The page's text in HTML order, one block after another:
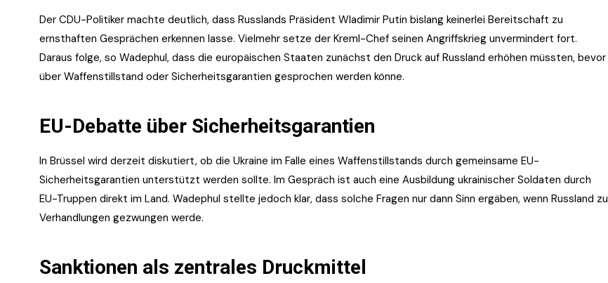
Der CDU-Politiker machte deutlich, dass Russlands Präsident Wladimir Putin bislang keinerlei Bereitschaft zu
ernsthaften Gesprächen erkennen lasse. Vielmehr setze der Kreml-Chef seinen Angriffskrieg unvermindert fort.
Daraus folge, so Wadephul, dass die europäischen Staaten zunächst den Druck auf Russland erhöhen müssten, bevor
über Waffenstillstand oder Sicherheitsgarantien gesprochen werden könne.
EU-Debatte über Sicherheitsgarantien
In Brüssel wird derzeit diskutiert, ob die Ukraine im Falle eines Waffenstillstands durch gemeinsame EU-
Sicherheitsgarantien unterstützt werden sollte. Im Gespräch ist auch eine Ausbildung ukrainischer Soldaten durch
EU-Truppen direkt im Land. Wadephul stellte jedoch klar, dass solche Fragen nur dann Sinn ergäben, wenn Russland zu
Verhandlungen gezwungen werde.
Sanktionen als zentrales Druckmittel